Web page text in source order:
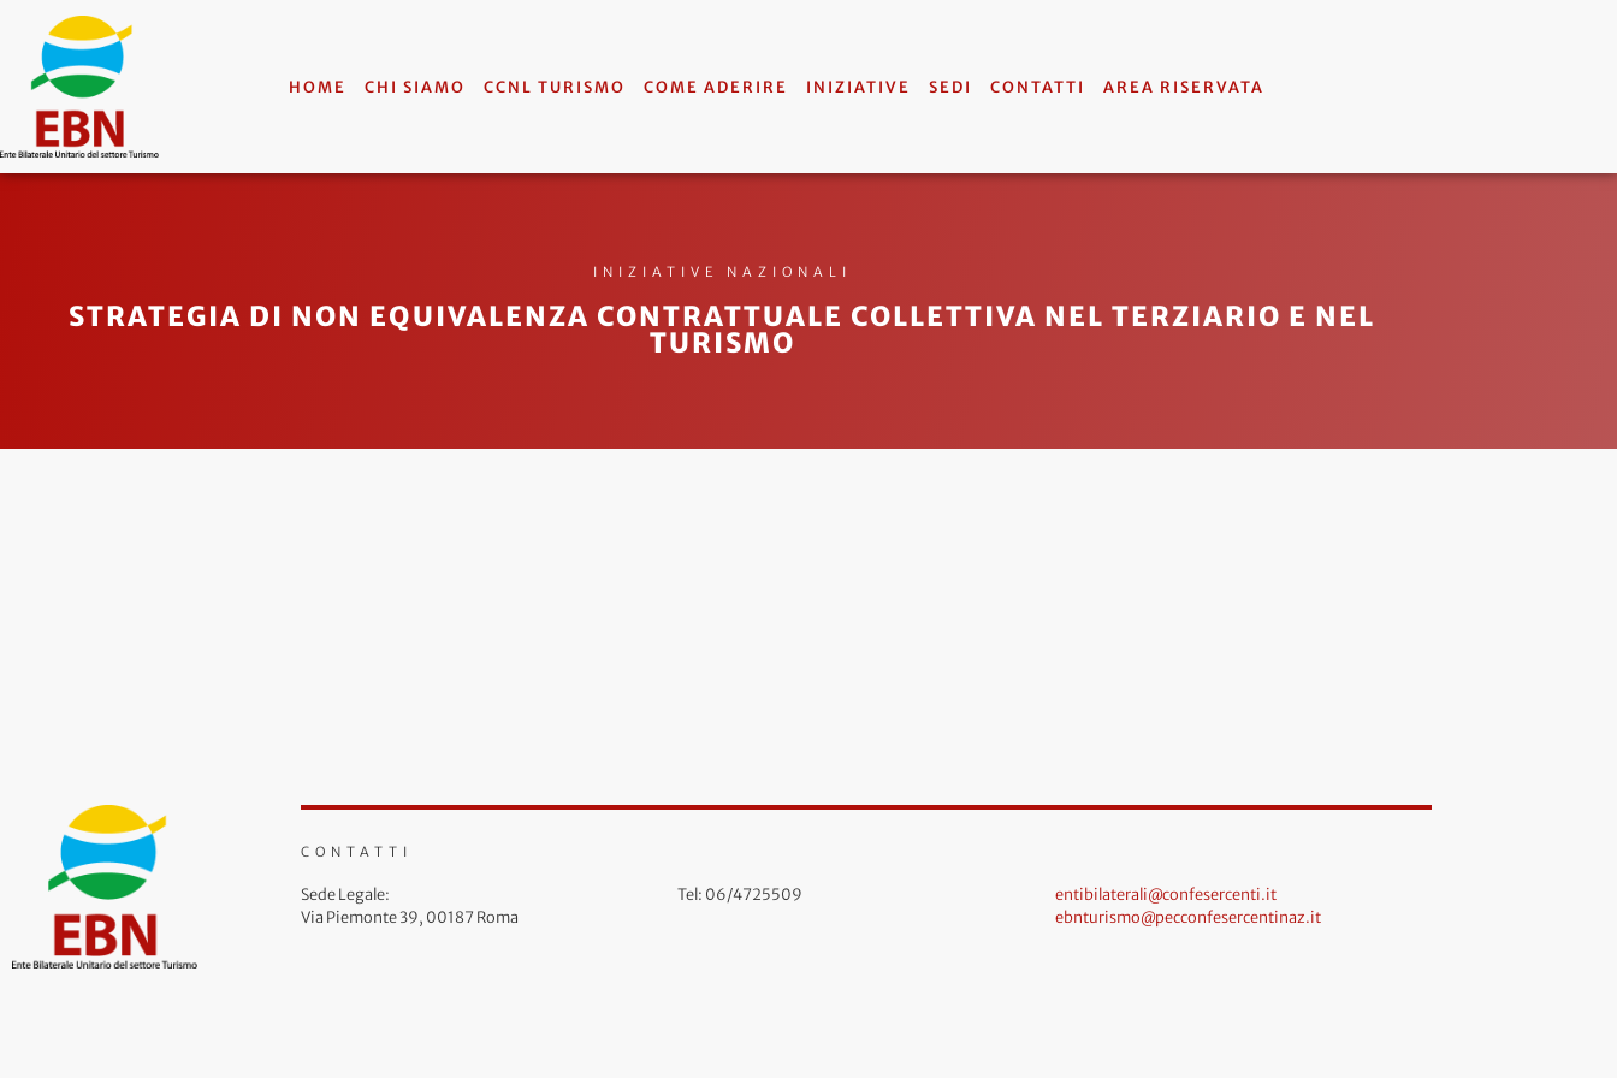
HOME CHI SIAMO CCNL TURISMO COME ADERIRE INIZIATIVE SEDI CONTATTI AREA RISERVATA
INIZIATIVE NAZIONALI
STRATEGIA DI NON EQUIVALENZA CONTRATTUALE COLLETTIVA NEL TERZIARIO E NEL
TURISMO
CONTATTI
Sede Legale:
Via Piemonte 39, 00187 Roma
Tel: 06/4725509
entibilaterali@confesercenti.it
ebnturismo@pecconfesercentinaz.it